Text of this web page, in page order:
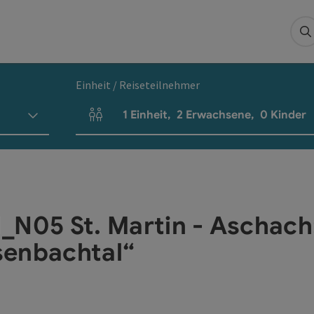
Einheit / Reiseteilnehmer
Einheitenanzahl und Personenfelder
1 Einheit, 2 Erwachsene, 0 Kinder
St. Martin -